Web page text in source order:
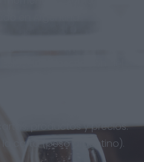
productos y precios.
carta (peso argentino).